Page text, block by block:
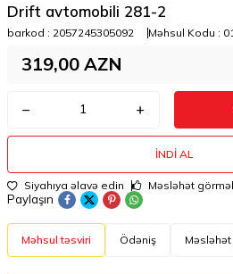
Drift avtomobili 281-2
barkod : 2057245305092 Məhsul Kodu :
319,00 AZN
İNDI AL
Siyahıya əlavə edin Məsləhət
Paylaşın
Məhsul təsviri Ödəniş